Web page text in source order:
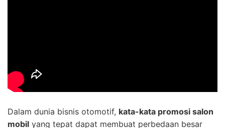
Dalam dunia bisnis otomotif, kata-kata promosi salon
mobil yang tepat dapat membuat perbedaan besar